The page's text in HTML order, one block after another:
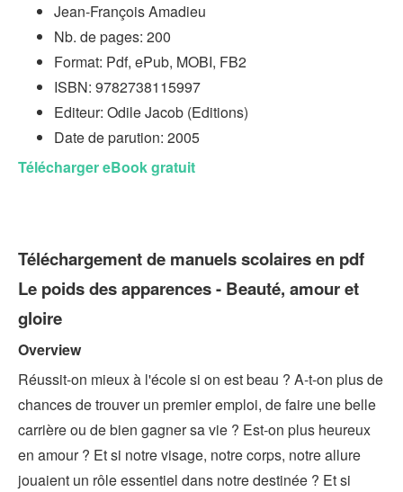
Jean-François Amadieu
Nb. de pages: 200
Format: Pdf, ePub, MOBI, FB2
ISBN: 9782738115997
Editeur: Odile Jacob (Editions)
Date de parution: 2005
Télécharger eBook gratuit
Téléchargement de manuels scolaires en pdf
Le poids des apparences - Beauté, amour et
gloire
Overview
Réussit-on mieux à l'école si on est beau ? A-t-on plus de
chances de trouver un premier emploi, de faire une belle
carrière ou de bien gagner sa vie ? Est-on plus heureux
en amour ? Et si notre visage, notre corps, notre allure
jouaient un rôle essentiel dans notre destinée ? Et si